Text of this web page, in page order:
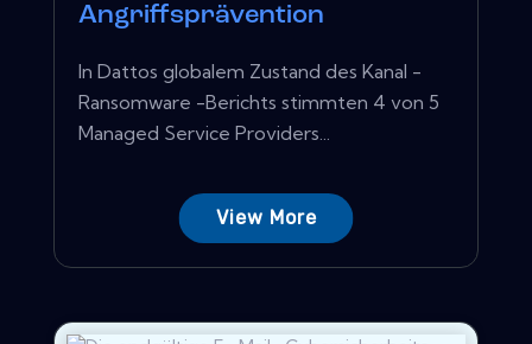
Angriffsprävention
In Dattos globalem Zustand des Kanal -
Ransomware -Berichts stimmten 4 von 5
Managed Service Providers...
View More